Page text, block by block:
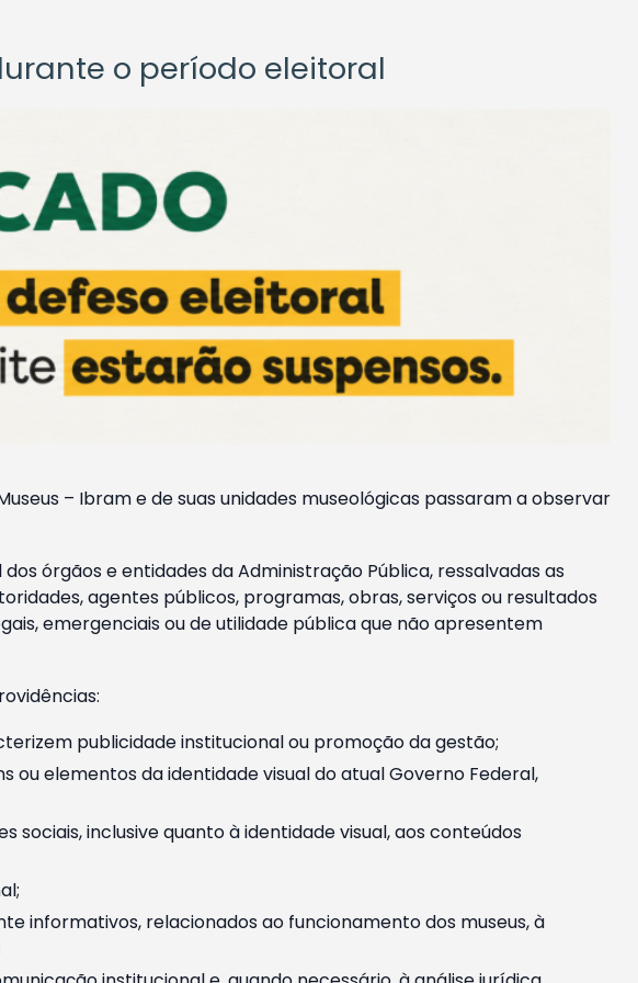
o período eleitoral
– Ibram e de suas unidades museológicas passaram a observar
órgãos e entidades da Administração Pública, ressalvadas as
agentes públicos, programas, obras, serviços ou resultados
emergenciais ou de utilidade pública que não apresentem
publicidade institucional ou promoção da gestão;
elementos da identidade visual do atual Governo Federal,
sociais, inclusive quanto à identidade visual, aos conteúdos
informativos, relacionados ao funcionamento dos museus, à